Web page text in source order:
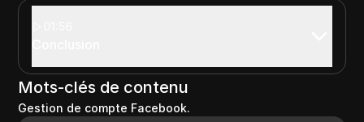
Mots-clés de contenu
Gestion de compte Facebook.